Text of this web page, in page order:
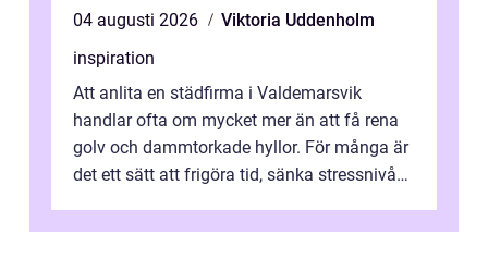
04 augusti 2026
Viktoria Uddenholm
inspiration
Att anlita en städfirma i Valdemarsvik
handlar ofta om mycket mer än att få rena
golv och dammtorkade hyllor. För många är
det ett sätt att frigöra tid, sänka stressnivån